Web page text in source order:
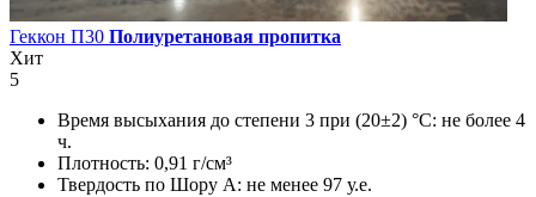
Геккон П30 Полиуретановая пропитка
Хит
5
Время высыхания до степени 3 при (20±2) °С: не более 4
ч.
Плотность: 0,91 г/см³
Твердость по Шору А: не менее 97 у.е.